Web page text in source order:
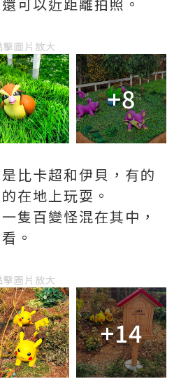
擊圖片放大
+8
比卡超和伊貝，有的
在地上玩耍。
隻百變怪混在其中，
。
擊圖片放大
+14